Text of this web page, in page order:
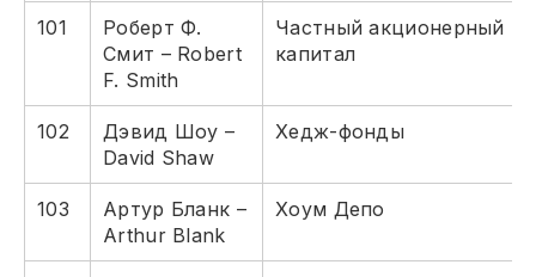
101
Роберт Ф.
Смит – Robert
F. Smith
Частный акционерный
капитал
102
Дэвид Шоу –
David Shaw
Хедж-фонды
103
Артур Бланк –
Arthur Blank
Хоум Депо